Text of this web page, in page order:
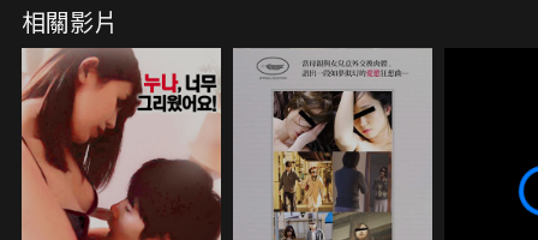
畫一張全裸畫像。無法自由行動的小杉對沙紀的依賴
日益嚴重，兩人的想法漸漸出現落差，夫妻關係也因
此產生了裂痕。此時，沙紀發現自己對同事幸生抱有
好感，兩人甚至有了肌膚之親…。罪惡感與慾望交
織，沙紀該如何抉擇呢？
相關影片